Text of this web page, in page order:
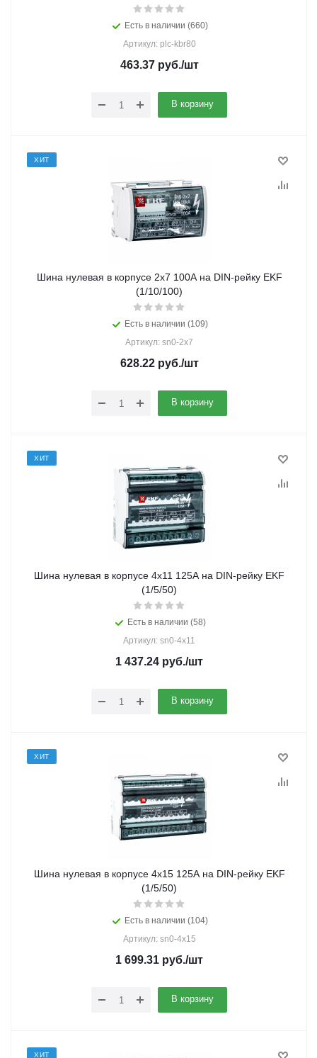
Есть в наличии (660)
Артикул: plc-kbr80
463.37руб./шт
В корзину
ХИТ
Шина нулевая в корпусе 2х7 100А на DIN-рейку EKF
(1/10/100)
Есть в наличии (109)
Артикул: sn0-2x7
628.22руб./шт
В корзину
ХИТ
Шина нулевая в корпусе 4х11 125А на DIN-рейку EKF
(1/5/50)
Есть в наличии (58)
Артикул: sn0-4x11
1 437.24 руб./шт
В корзину
ХИТ
Шина нулевая в корпусе 4х15 125А на DIN-рейку EKF
(1/5/50)
Есть в наличии (104)
Артикул: sn0-4x15
1 699.31 руб./шт
В корзину
ХИТ